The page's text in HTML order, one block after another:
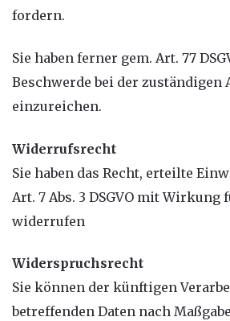
fordern.
Sie haben ferner gem. Art. 77
Beschwerde bei der zuständigen
einzureichen.
Widerrufsrecht
Sie haben das Recht, erteilte
Art. 7 Abs. 3 DSGVO mit Wirkung
widerrufen
Widerspruchsrecht
Sie können der künftigen
betreffenden Daten nach Maßgabe